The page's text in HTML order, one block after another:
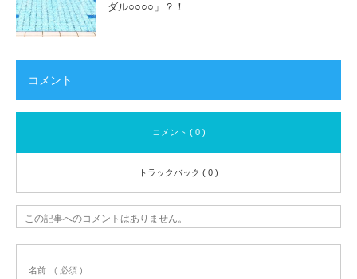
ダル○○○○」？！
コメント
コメント ( 0 )
トラックバック ( 0 )
この記事へのコメントはありません。
名前 ( 必須 )